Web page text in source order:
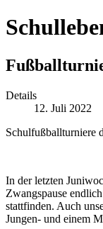
Details
12. Juli 2022
Schulfußballturniere
In der letzten
Zwangspause
stattfinden. Auch
Jungen- und einem